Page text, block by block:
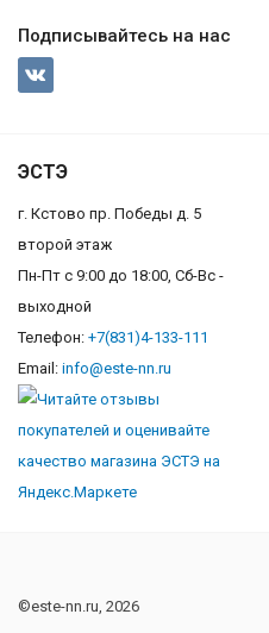
Подписывайтесь на нас
ЭСТЭ
г. Кстово пр. Победы д. 5
второй этаж
Пн-Пт с 9:00 до 18:00, Сб-Вс -
выходной
Телефон: +7(831)4-133-111
Email: info@este-nn.ru
©este-nn.ru, 2026